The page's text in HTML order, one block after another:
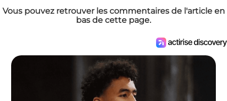
Vous pouvez retrouver les commentaires de l'article en
bas de cette page.